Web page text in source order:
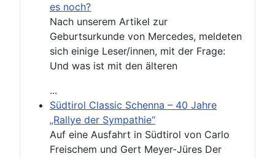
es noch?
Nach unserem Artikel zur
Geburtsurkunde von Mercedes, meldeten
sich einige Leser/innen, mit der Frage:
Und was ist mit den älteren
...
Südtirol Classic Schenna – 40 Jahre
„Rallye der Sympathie“
Auf eine Ausfahrt in Südtirol von Carlo
Freischem und Gert Meyer-Jüres Der